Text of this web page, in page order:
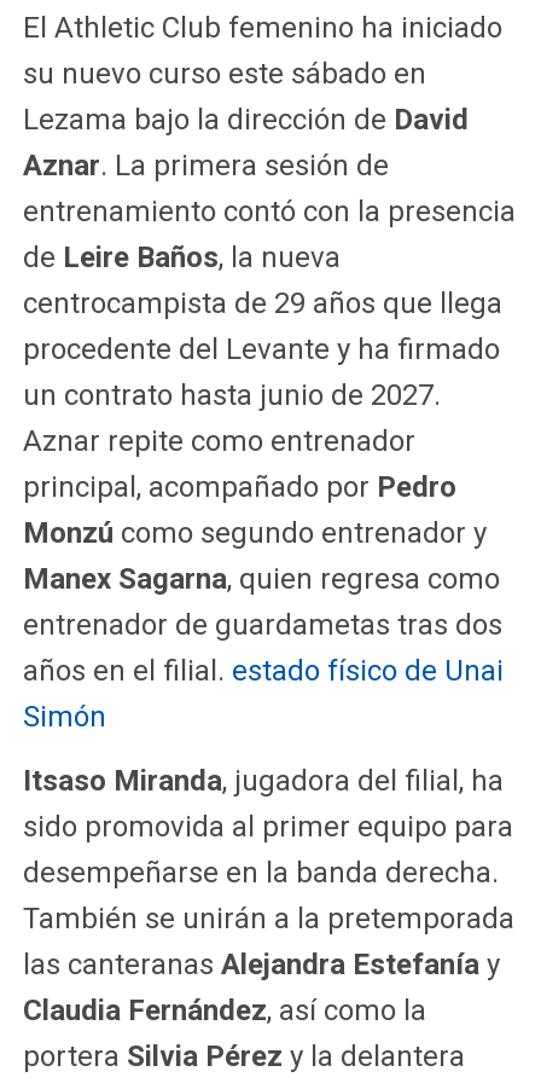
El Athletic Club femenino ha iniciado
su nuevo curso este sábado en
Lezama bajo la dirección de David
Aznar. La primera sesión de
entrenamiento contó con la presencia
de Leire Baños, la nueva
centrocampista de 29 años que llega
procedente del Levante y ha firmado
un contrato hasta junio de 2027.
Aznar repite como entrenador
principal, acompañado por Pedro
Monzú como segundo entrenador y
Manex Sagarna, quien regresa como
entrenador de guardametas tras dos
años en el filial. estado físico de Unai
Simón
Itsaso Miranda, jugadora del filial, ha
sido promovida al primer equipo para
desempeñarse en la banda derecha.
También se unirán a la pretemporada
las canteranas Alejandra Estefaníay
Claudia Fernández, así como la
portera Silvia Pérez y la delantera